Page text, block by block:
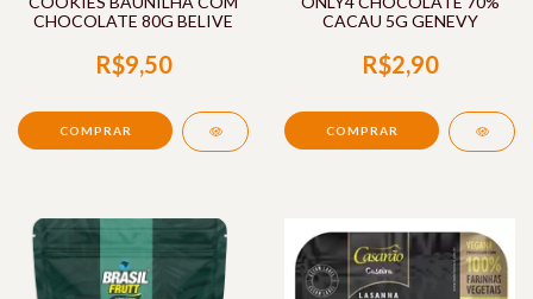
CHOCOLATE 80G BELIVE
R$9,50
CACAU 5G GENEVY
R$2,90